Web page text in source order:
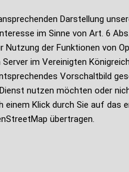
Darstellung
im Sinne von Art. 6
der Funktionen von
im Vereinigten
Vorschaltbild
nutzen möchten oder
Klick durch Sie auf das
übertragen.